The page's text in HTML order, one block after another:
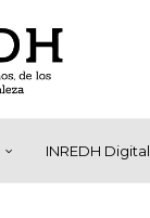
INREDH Digital